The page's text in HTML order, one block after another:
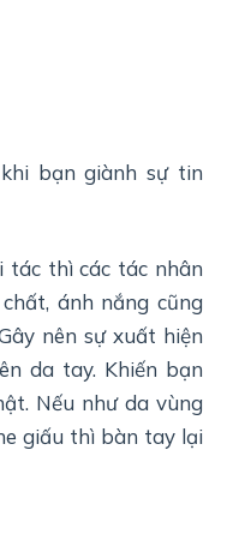
bạn giành sự tin
thì các tác nhân
ánh nắng cũng
nên sự xuất hiện
da tay. Khiến bạn
Nếu như da vùng
giấu thì bàn tay lại